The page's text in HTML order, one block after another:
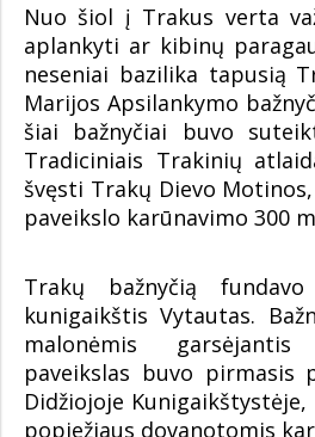
Nuo šiol į Trakus verta
aplankyti ar kibinų
neseniai bazilika tapusią
Marijos Apsilankymo
šiai bažnyčiai buvo
Tradiciniais Trakinių
švęsti Trakų Dievo
paveikslo karūnavimo 300
Trakų bažnyčią
kunigaikštis Vytautas.
malonėmis
paveikslas buvo pirmasis
Didžiojoje
popiežiaus dovanotomis